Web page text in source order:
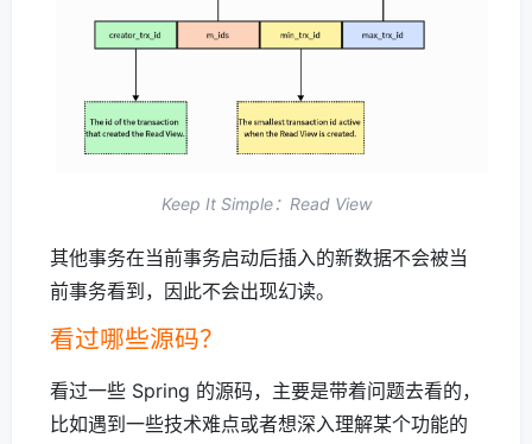
Keep It Simple：Read View
其他事务在当前事务启动后插入的新数据不会被当
前事务看到，因此不会出现幻读。
看过哪些源码？
看过一些 Spring 的源码，主要是带着问题去看的，
比如遇到一些技术难点或者想深入理解某个功能的